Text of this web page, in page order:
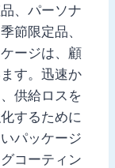
、パーソナ
節限定品、
ージは、顧
す。迅速か
供給ロスを
するために
パッケージ
コーティン